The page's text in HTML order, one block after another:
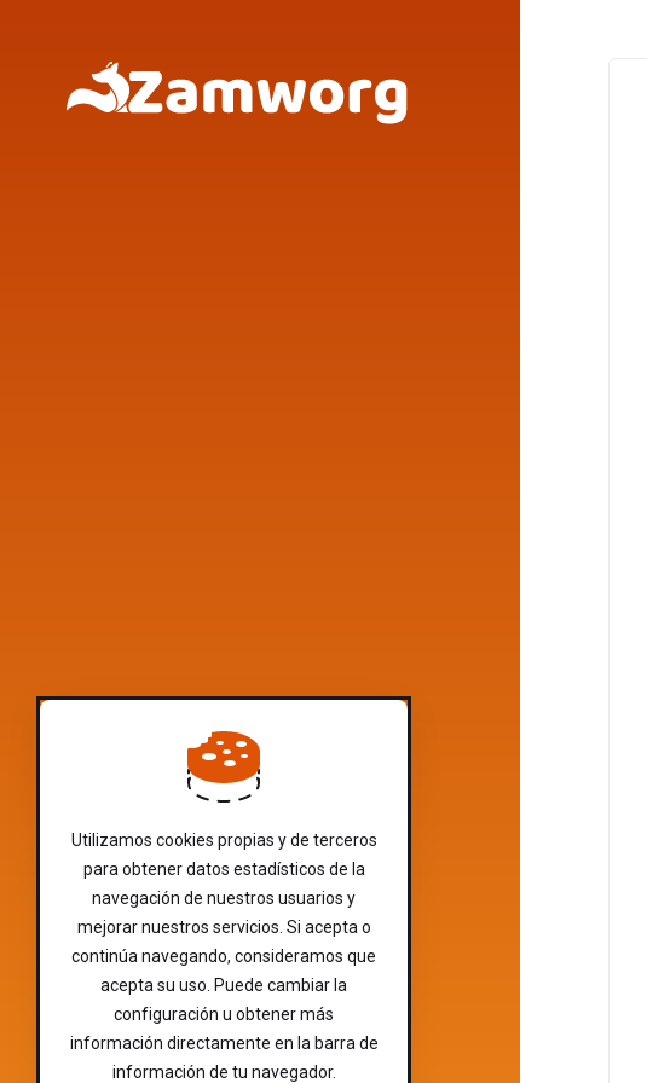
Utilizamos cookies propias y de terceros
para obtener datos estadísticos de la
navegación de nuestros usuarios y
mejorar nuestros servicios. Si acepta o
continúa navegando, consideramos que
acepta su uso. Puede cambiar la
configuración u obtener más
información directamente en la barra de
información de tu navegador.